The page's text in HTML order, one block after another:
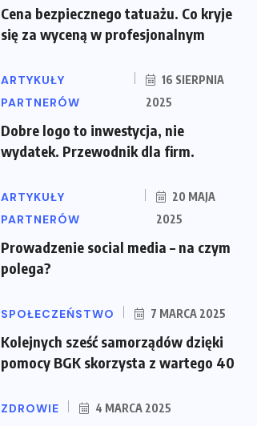
Cena bezpiecznego tatuażu. Co kryje
się za wyceną w profesjonalnym
ARTYKUŁY
PARTNERÓW
16 SIERPNIA
2025
Dobre logo to inwestycja, nie
wydatek. Przewodnik dla firm.
ARTYKUŁY
PARTNERÓW
20 MAJA
2025
Prowadzenie social media – na czym
polega?
SPOŁECZEŃSTWO 7 MARCA 2025
Kolejnych sześć samorządów dzięki
pomocy BGK skorzysta z wartego 40
ZDROWIE 4 MARCA 2025